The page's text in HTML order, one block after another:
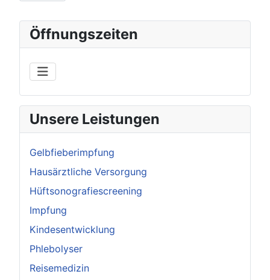
Öffnungszeiten
Unsere Leistungen
Gelbfieberimpfung
Hausärztliche Versorgung
Hüftsonografiescreening
Impfung
Kindesentwicklung
Phlebolyser
Reisemedizin